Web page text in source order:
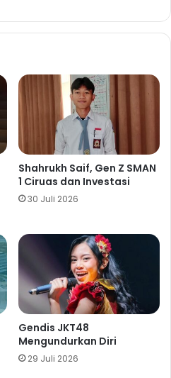
Shahrukh Saif, Gen Z SMAN
1 Ciruas dan Investasi
30 Juli 2026
Gendis JKT48
Mengundurkan Diri
29 Juli 2026